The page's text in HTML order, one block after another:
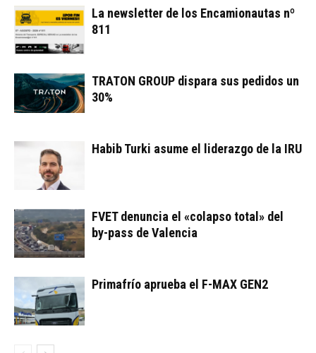
La newsletter de los Encamionautas nº
811
TRATON GROUP dispara sus pedidos un
30%
Habib Turki asume el liderazgo de la IRU
FVET denuncia el «colapso total» del
by-pass de Valencia
Primafrío aprueba el F-MAX GEN2